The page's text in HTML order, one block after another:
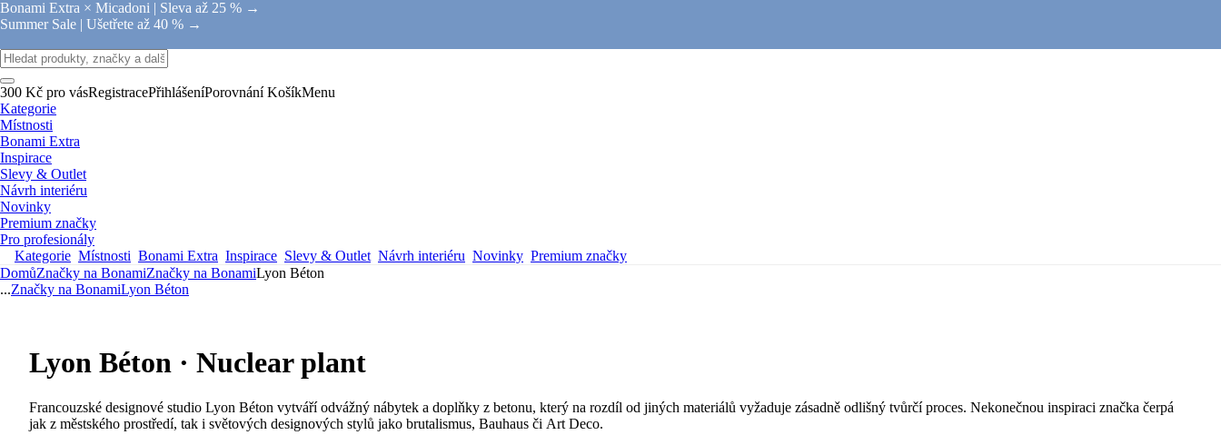
Bonami Extra × Micadoni | Sleva až 25 % →
Summer Sale | Ušetřete až 40 % →
300 Kč pro vásRegistracePřihlášeníPorovnání KošíkMenu
Kategorie
Místnosti
Bonami Extra
Inspirace
Slevy & Outlet
Návrh interiéru
Novinky
Premium značky
Pro profesionály
Kategorie Místnosti Bonami Extra Inspirace Slevy & Outlet Návrh interiéru Novinky Premium značky
DomůZnačky na BonamiZnačky na BonamiLyon Béton
...Značky na BonamiLyon Béton
Lyon Béton · Nuclear plant
Francouzské designové studio Lyon Béton vytváří odvážný nábytek a doplňky z betonu, který na rozdíl od jiných materiálů vyžaduje zásadně odlišný tvůrčí proces. Nekonečnou inspiraci značka čerpá
jak z městského prostředí, tak i světových designových stylů jako brutalismus, Bauhaus či Art Deco.